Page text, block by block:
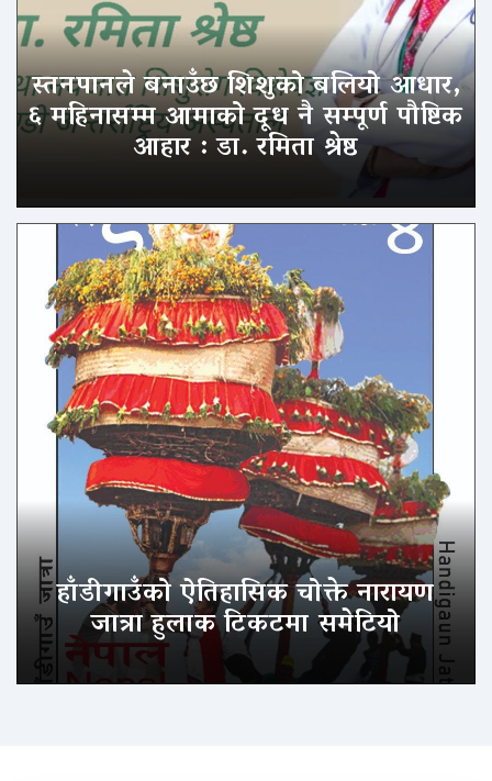
स्तनपानले बनाउँछ शिशुको बलियो आधार,
६ महिनासम्म आमाको दूध नै सम्पूर्ण पौष्टिक
आहार : डा. रमिता श्रेष्ठ
हाँडीगाउँको ऐतिहासिक चोक्ते नारायण
जात्रा हुलाक टिकटमा समेटियो